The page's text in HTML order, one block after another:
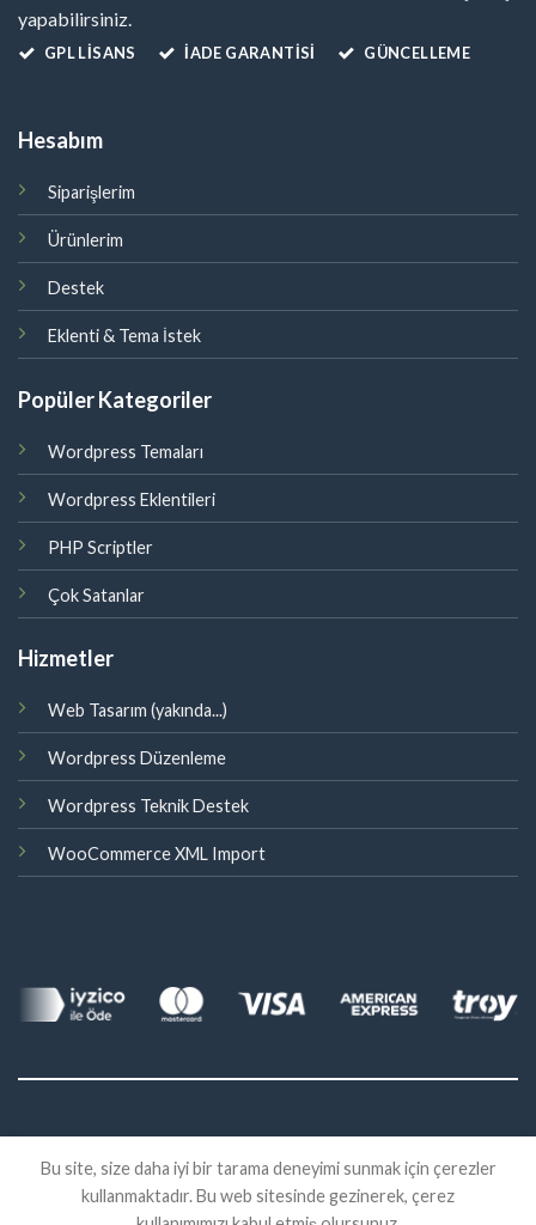
yapabilirsiniz.
GPL LISANS İADE GARANTİSİ GÜNCELLEME
Hesabım
Siparişlerim
Ürünlerim
Destek
Eklenti & Tema İstek
Popüler Kategoriler
Wordpress Temaları
Wordpress Eklentileri
PHP Scriptler
Çok Satanlar
Hizmetler
Web Tasarım (yakında...)
Wordpress Düzenleme
Wordpress Teknik Destek
WooCommerce XML Import
2026 Eklenti Market
İADE SATIŞ SÖZLEŞMESI KVKK
Bu site, size daha iyi bir tarama deneyimi sunmak için çerezler
kullanmaktadır. Bu web sitesinde gezinerek, çerez